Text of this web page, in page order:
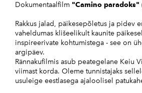
Dokumentaalfilm "Camino paradoks"
Rakkus jalad, päikesepõletus ja pidev
vaheldumas klišeelikult kaunite
inspireerivate kohtumistega - see on
argipäev.
Rännakufilmis asub peategelane Keiu
viimast korda. Oleme tunnistajaks
usuleige eestlasega ajaloolisel